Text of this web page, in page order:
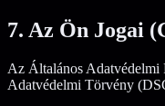
7. Az Ön Jogai
Az Általános Adatvédelmi
Adatvédelmi Törvény